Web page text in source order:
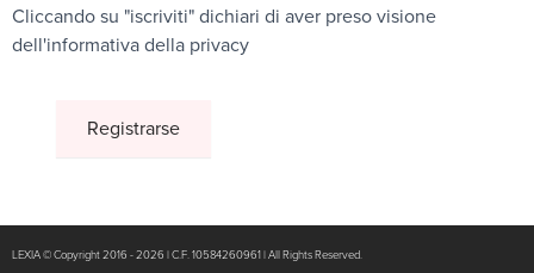
Cliccando su "iscriviti" dichiari di aver preso visione
dell'informativa della privacy
LEXIA © Copyright 2016 - 2026 | C.F. 10584260961 | All Rights Reserved.